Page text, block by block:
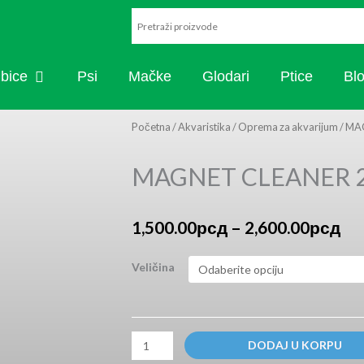
OPEN RIBICE
Psi Mačke Glodari Ptice
Početna/Akvaristika/Oprema za akvarijum/
MAGNET CLEANER
1,500.00рсд – 2,600.00рсд
Veličina
MAGNET
količina
DODAJ U KORPU